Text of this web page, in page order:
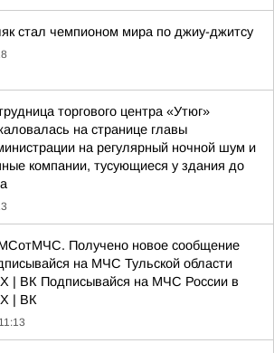
стал чемпионом мира по джиу-джитсу
торгового центра «Утюг»
на странице главы
на регулярный ночной шум и
компании, тусующиеся у здания до
Получено новое сообщение
на МЧС Тульской области
| ВК Подписывайся на МЧС России в
| ВК
11:13